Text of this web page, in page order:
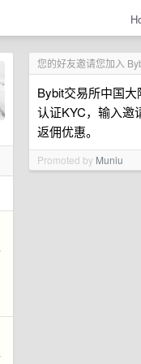
您的好友邀请您加入
Bybit交易所中国大
认证KYC，输入邀
返佣优惠。
Promoted by Muniu